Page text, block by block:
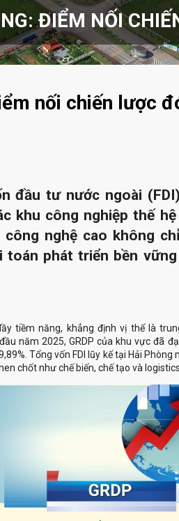
ĐIỂM NỐI
nối chiến lược
đầu tư nước ngoài
khu công nghiệp thế hệ
nghệ cao không
phát triển bền
năm 2025, GRDP của khu vực đã
Tổng vốn FDI lũy kế tại Hải Phòng
chốt như chế biến, chế tạo và logistics.